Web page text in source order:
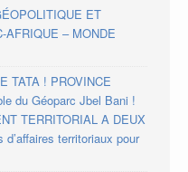
ET
AFRIQUE – MONDE
TATA ! PROVINCE
du Géoparc Jbel Bani !
TERRITORIAL A DEUX
territoriaux pour